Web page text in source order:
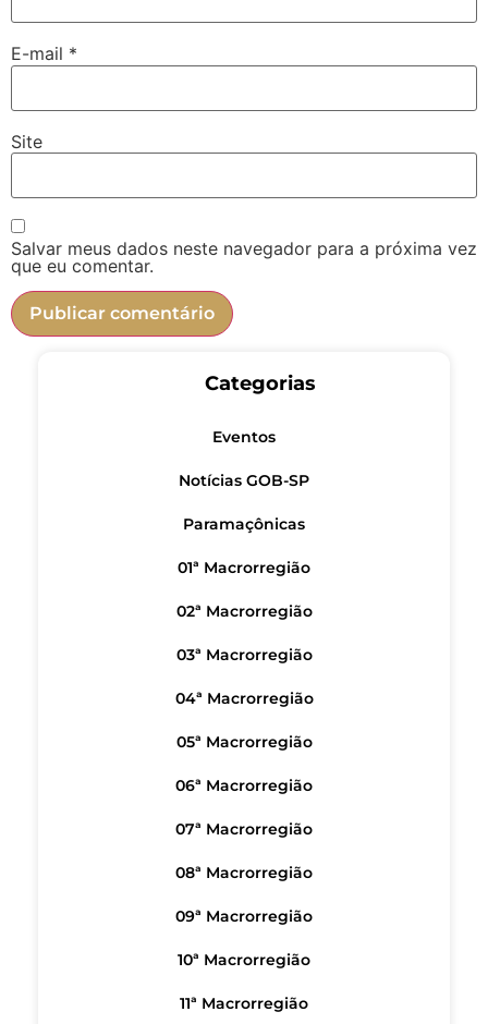
E-mail *
Site
Salvar meus dados neste navegador para a próxima vez
que eu comentar.
Categorias
Eventos
Notícias GOB-SP
Paramaçônicas
01ª Macrorregião
02ª Macrorregião
03ª Macrorregião
04ª Macrorregião
05ª Macrorregião
06ª Macrorregião
07ª Macrorregião
08ª Macrorregião
09ª Macrorregião
10ª Macrorregião
11ª Macrorregião